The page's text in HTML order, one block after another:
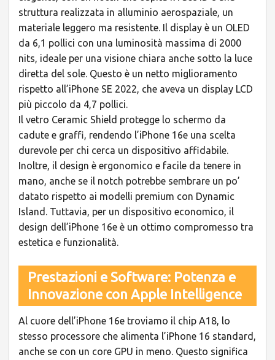
struttura realizzata in alluminio aerospaziale, un
materiale leggero ma resistente. Il display è un OLED
da 6,1 pollici con una luminosità massima di 2000
nits, ideale per una visione chiara anche sotto la luce
diretta del sole. Questo è un netto miglioramento
rispetto all’iPhone SE 2022, che aveva un display LCD
più piccolo da 4,7 pollici.
Il vetro Ceramic Shield protegge lo schermo da
cadute e graffi, rendendo l’iPhone 16e una scelta
durevole per chi cerca un dispositivo affidabile.
Inoltre, il design è ergonomico e facile da tenere in
mano, anche se il notch potrebbe sembrare un po’
datato rispetto ai modelli premium con Dynamic
Island. Tuttavia, per un dispositivo economico, il
design dell’iPhone 16e è un ottimo compromesso tra
estetica e funzionalità.
Prestazioni e Software: Potenza e
Innovazione con Apple Intelligence
Al cuore dell’iPhone 16e troviamo il chip A18, lo
stesso processore che alimenta l’iPhone 16 standard,
anche se con un core GPU in meno. Questo significa